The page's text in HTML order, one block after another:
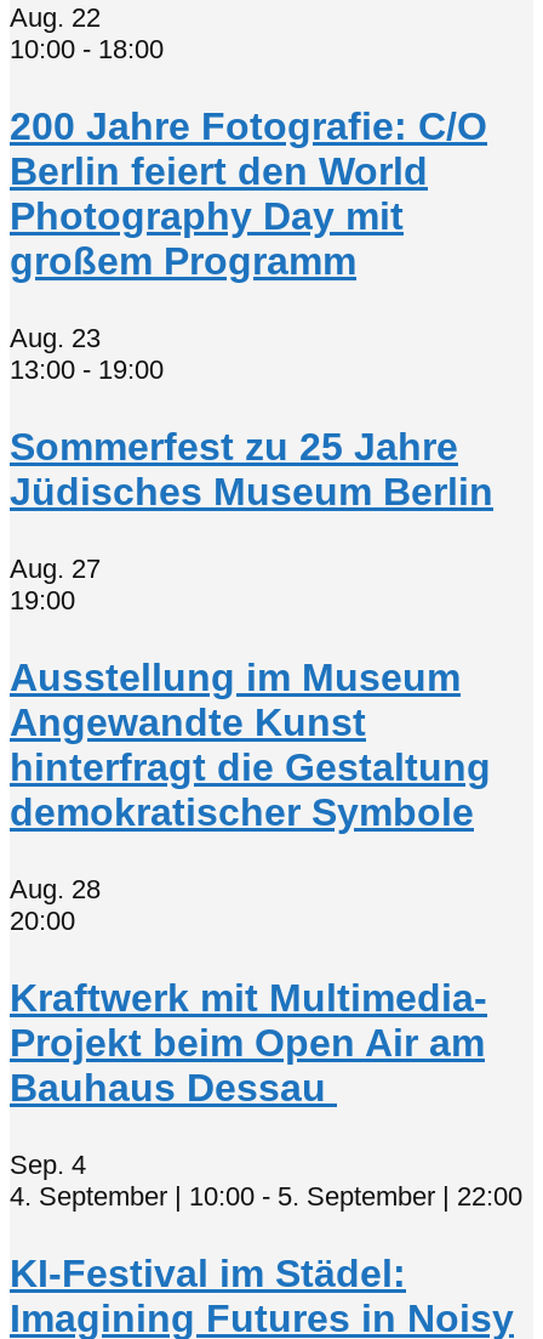
Aug. 22
10:00 - 18:00
200 Jahre Fotografie: C/O
Berlin feiert den World
Photography Day mit
großem Programm
Aug. 23
13:00 - 19:00
Sommerfest zu 25 Jahre
Jüdisches Museum Berlin
Aug. 27
19:00
Ausstellung im Museum
Angewandte Kunst
hinterfragt die Gestaltung
demokratischer Symbole
Aug. 28
20:00
Kraftwerk mit Multimedia-
Projekt beim Open Air am
Bauhaus Dessau
Sep. 4
4. September | 10:00 - 5. September | 22:00
KI-Festival im Städel:
Imagining Futures in Noisy